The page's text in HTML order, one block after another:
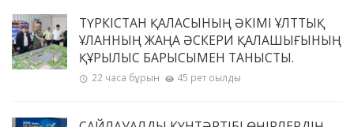
ТҮРКІСТАН ҚАЛАСЫНЫҢ ӘКІМІ ҰЛТТЫҚ
ҰЛАННЫҢ ЖАҢА ӘСКЕРИ ҚАЛАШЫҒЫНЫҢ
ҚҰРЫЛЫС БАРЫСЫМЕН ТАНЫСТЫ.
22 часа бұрын 45 рет оқылды